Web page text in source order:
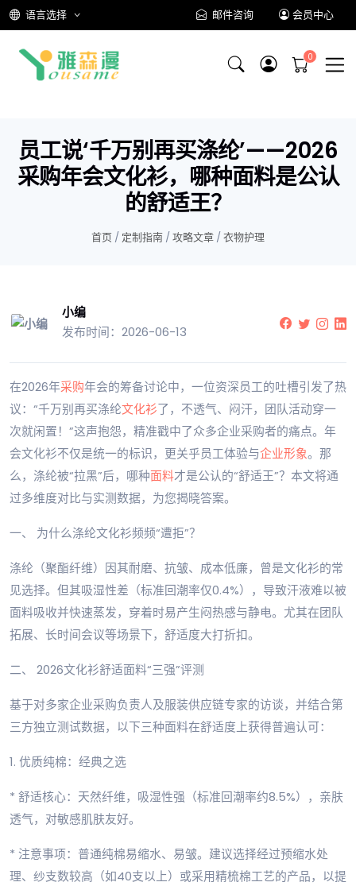
语言选择 邮件咨询 会员中心
员工说‘千万别再买涤纶’——2026
采购年会文化衫，哪种面料是公认
的舒适王？
首页 / 定制指南 / 攻略文章 / 衣物护理
小编
发布时间：2026-06-13
在2026年采购年会的筹备讨论中，一位资深员工的吐槽引发了热
议：“千万别再买涤纶文化衫了，不透气、闷汗，团队活动穿一
次就闲置！”这声抱怨，精准戳中了众多企业采购者的痛点。年
会文化衫不仅是统一的标识，更关乎员工体验与企业形象。那
么，涤纶被“拉黑”后，哪种面料才是公认的“舒适王”？本文将通
过多维度对比与实测数据，为您揭晓答案。
一、 为什么涤纶文化衫频频“遭拒”？
涤纶（聚酯纤维）因其耐磨、抗皱、成本低廉，曾是文化衫的常
见选择。但其吸湿性差（标准回潮率仅0.4%），导致汗液难以被
面料吸收并快速蒸发，穿着时易产生闷热感与静电。尤其在团队
拓展、长时间会议等场景下，舒适度大打折扣。
二、 2026文化衫舒适面料“三强”评测
基于对多家企业采购负责人及服装供应链专家的访谈，并结合第
三方独立测试数据，以下三种面料在舒适度上获得普遍认可：
1. 优质纯棉：经典之选
* 舒适核心：天然纤维，吸湿性强（标准回潮率约8.5%），亲肤
透气，对敏感肌肤友好。
* 注意事项：普通纯棉易缩水、易皱。建议选择经过预缩水处
理、纱支数较高（如40支以上）或采用精梳棉工艺的产品，以提